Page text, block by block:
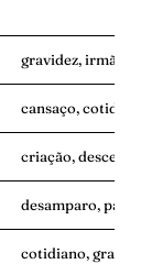
gravidez,
cansaço,
criação,
desamparo,
cotidiano,